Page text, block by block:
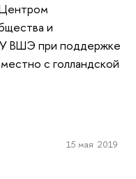
Центром
и
ВШЭ при поддержке
с голландской
15 мая 2019